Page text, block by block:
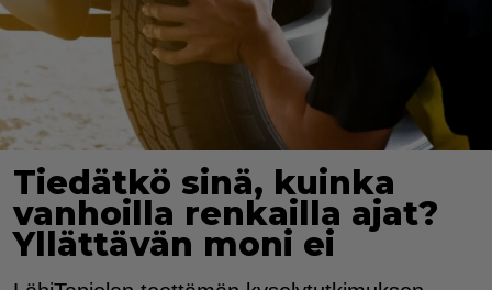
Tiedätkö sinä, kuinka
vanhoilla renkailla ajat?
Yllättävän moni ei